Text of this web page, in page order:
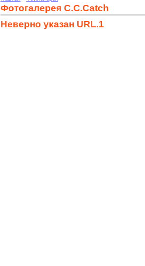
Фотогалерея C.C.Catch
Неверно указан URL.1